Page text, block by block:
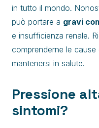
in tutto il mondo.
può portare a gravi
e insufficienza renale.
comprenderne le
mantenersi in salute.
Pressione
sintomi?